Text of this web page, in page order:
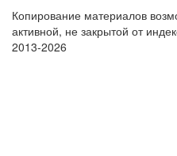
Копирование материалов
активной, не закрытой от
2013-2026